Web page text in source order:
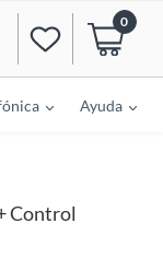
0
Ayuda
Control